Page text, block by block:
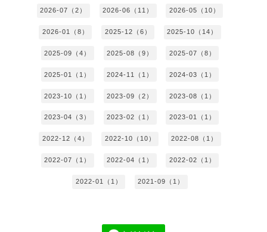
2026-07（2） 2026-06（11） 2026-05（10）
2026-01（8） 2025-12（6） 2025-10（14）
2025-09（4） 2025-08（9） 2025-07（8）
2025-01（1） 2024-11（1） 2024-03（1）
2023-10（1） 2023-09（2） 2023-08（1）
2023-04（3） 2023-02（1） 2023-01（1）
2022-12（4） 2022-10（10） 2022-08（1）
2022-07（1） 2022-04（1） 2022-02（1）
2022-01（1） 2021-09（1）